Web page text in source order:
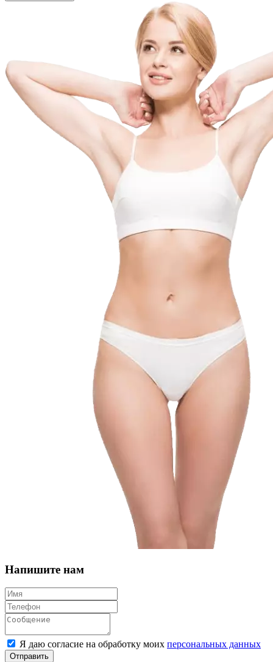
Напишите нам
Я даю согласие на обработку моих персональных данных
Отправить